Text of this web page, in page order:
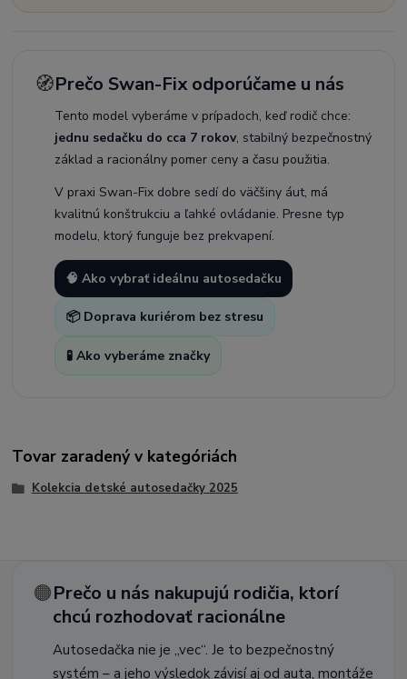
🧭Prečo Swan-Fix odporúčame u nás
Tento model vyberáme v prípadoch, keď rodič chce:
jednu sedačku do cca 7 rokov, stabilný bezpečnostný
základ a racionálny pomer ceny a času použitia.
V praxi Swan-Fix dobre sedí do väčšiny áut, má
kvalitnú konštrukciu a ľahké ovládanie. Presne typ
modelu, ktorý funguje bez prekvapení.
🧠 Ako vybrať ideálnu autosedačku
📦 Doprava kuriérom bez stresu
🧪 Ako vyberáme značky
Tovar zaradený v kategóriách
Kolekcia detské autosedačky 2025
🟠Prečo u nás nakupujú rodičia, ktorí
chcú rozhodovať racionálne
Autosedačka nie je „vec“. Je to bezpečnostný
systém – a jeho výsledok závisí aj od auta, montáže